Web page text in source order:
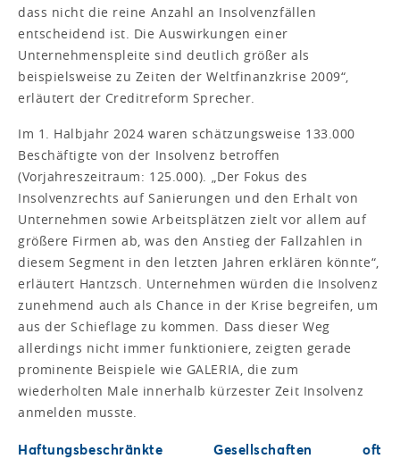
dass nicht die reine Anzahl an Insolvenzfällen
entscheidend ist. Die Auswirkungen einer
Unternehmenspleite sind deutlich größer als
beispielsweise zu Zeiten der Weltfinanzkrise 2009“,
erläutert der Creditreform Sprecher.
Im 1. Halbjahr 2024 waren schätzungsweise 133.000
Beschäftigte von der Insolvenz betroffen
(Vorjahreszeitraum: 125.000). „Der Fokus des
Insolvenzrechts auf Sanierungen und den Erhalt von
Unternehmen sowie Arbeitsplätzen zielt vor allem auf
größere Firmen ab, was den Anstieg der Fallzahlen in
diesem Segment in den letzten Jahren erklären könnte“,
erläutert Hantzsch. Unternehmen würden die Insolvenz
zunehmend auch als Chance in der Krise begreifen, um
aus der Schieflage zu kommen. Dass dieser Weg
allerdings nicht immer funktioniere, zeigten gerade
prominente Beispiele wie GALERIA, die zum
wiederholten Male innerhalb kürzester Zeit Insolvenz
anmelden musste.
Haftungsbeschränkte Gesellschaften oft